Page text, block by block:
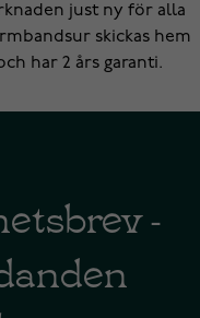
just ny för alla
skickas hem
har 2 års garanti.
-